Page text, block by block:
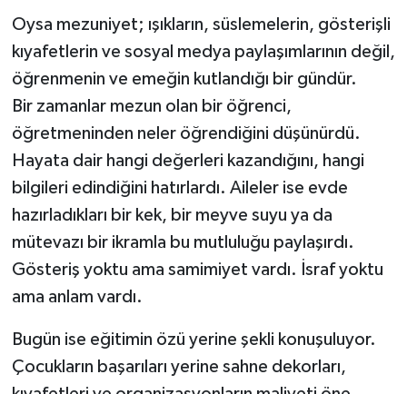
Oysa mezuniyet; ışıkların, süslemelerin, gösterişli
kıyafetlerin ve sosyal medya paylaşımlarının değil,
öğrenmenin ve emeğin kutlandığı bir gündür.
Bir zamanlar mezun olan bir öğrenci,
öğretmeninden neler öğrendiğini düşünürdü.
Hayata dair hangi değerleri kazandığını, hangi
bilgileri edindiğini hatırlardı. Aileler ise evde
hazırladıkları bir kek, bir meyve suyu ya da
mütevazı bir ikramla bu mutluluğu paylaşırdı.
Gösteriş yoktu ama samimiyet vardı. İsraf yoktu
ama anlam vardı.
Bugün ise eğitimin özü yerine şekli konuşuluyor.
Çocukların başarıları yerine sahne dekorları,
Türkiye
Yaşam
Yeme-İçme
Yemek